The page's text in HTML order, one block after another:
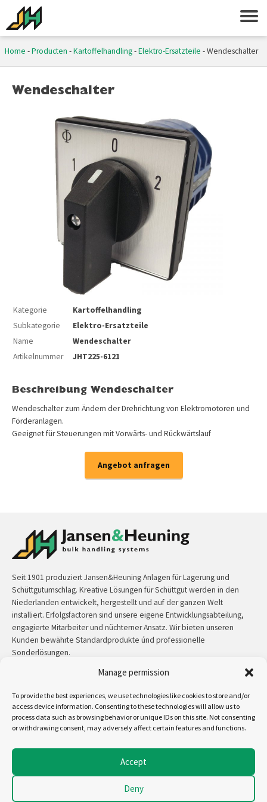
Manage permission
To provide the best experiences, we use technologies like cookies to store and/or
access device information. Consenting to these technologies will allow us to
process data such as browsing behavior or unique IDs on this site. Not consenting
or withdrawing consent, may adversely affect certain features and functions.
Accept
Deny
Home -Producten -Kartoffelhandling-Elektro-Ersatzteile -Wendeschalter
Wendeschalter
Kategorie
Kartoffelhandling
Subkategorie
Elektro-Ersatzteile
Name
Wendeschalter
Artikelnummer
JHT225-6121
Beschreibung Wendeschalter
Wendeschalter zum Ändern der Drehrichtung von Elektromotoren und
Förderanlagen.
Geeignet für Steuerungen mit Vorwärts- und Rückwärtslauf
Angebot anfragen
Seit 1901 produziert Jansen&Heuning Anlagen für Lagerung und
Schüttgutumschlag. Kreative Lösungen für Schüttgut werden in den
Niederlanden entwickelt, hergestellt und auf der ganzen Welt
installiert. Erfolgsfactoren sind unsere eigene Entwicklungsabteilung,
engagierte Mitarbeiter und nüchterner Ansatz. Wir bieten unseren
Kunden bewährte Standardprodukte únd professionelle
Sonderlösungen.
+31 (0)50 3126 448/sales@jh.nl
mehr lesen
Copyright - Jansen&Heuning